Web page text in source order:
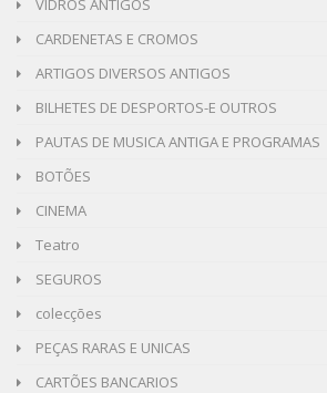
VIDROS ANTIGOS
CARDENETAS E CROMOS
ARTIGOS DIVERSOS ANTIGOS
BILHETES DE DESPORTOS-E OUTROS
PAUTAS DE MUSICA ANTIGA E PROGRAMAS
BOTÕES
CINEMA
Teatro
SEGUROS
colecções
PEÇAS RARAS E UNICAS
CARTÕES BANCARIOS